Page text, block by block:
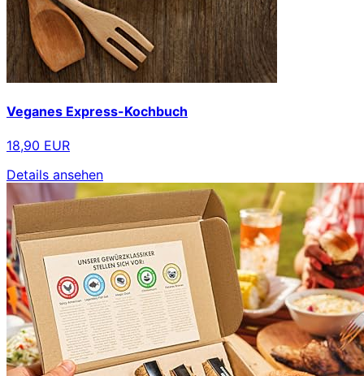
Veganes Express-Kochbuch
18,90 EUR
Details ansehen